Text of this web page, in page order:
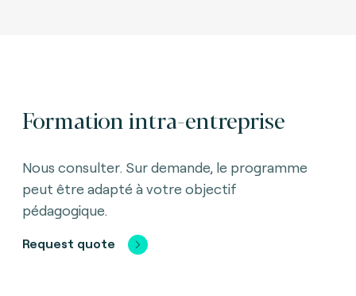
Formation intra-entreprise
Nous consulter. Sur demande, le programme
peut être adapté à votre objectif
pédagogique.
Request quote